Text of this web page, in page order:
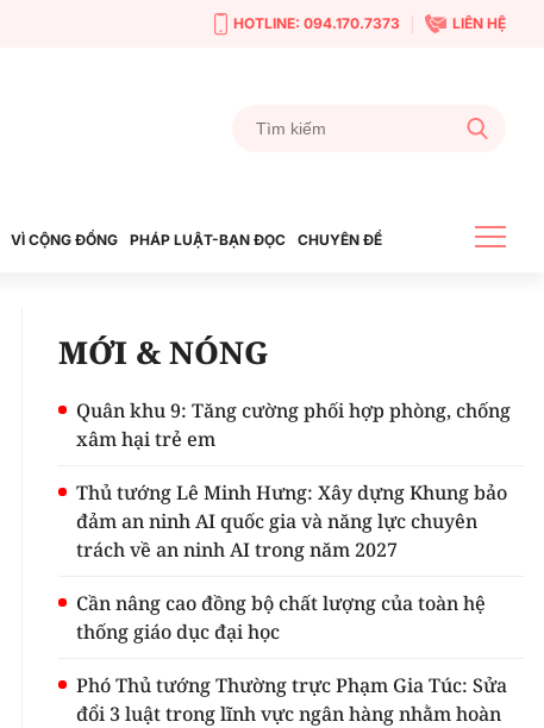
HOTLINE: 094.170.7373 LIÊN HỆ
VÌ CỘNG ĐỒNG PHÁP LUẬT-BẠN ĐỌC CHUYÊN ĐỀ
MỚI & NÓNG
Quân khu 9: Tăng cường phối hợp phòng, chống
xâm hại trẻ em
Thủ tướng Lê Minh Hưng: Xây dựng Khung bảo
đảm an ninh AI quốc gia và năng lực chuyên
trách về an ninh AI trong năm 2027
Cần nâng cao đồng bộ chất lượng của toàn hệ
thống giáo dục đại học
Phó Thủ tướng Thường trực Phạm Gia Túc: Sửa
đổi 3 luật trong lĩnh vực ngân hàng nhằm hoàn